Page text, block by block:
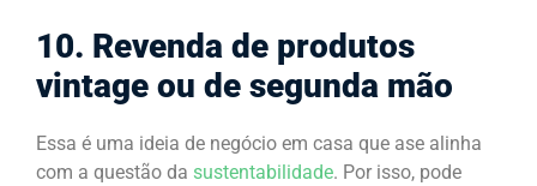
10. Revenda de produtos
vintage ou de segunda mão
Essa é uma ideia de negócio em casa que ase alinha
com a questão da sustentabilidade. Por isso, pode